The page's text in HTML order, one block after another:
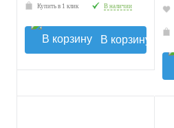
Купить в 1 клик В наличии
В корзину